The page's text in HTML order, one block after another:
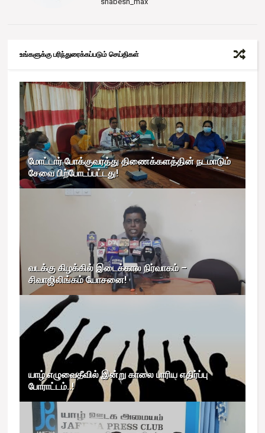
உங்களுக்கு பரிந்துரைக்கப்படும் செய்திகள்
மோட்டார் போக்குவரத்து திணைக்களத்தின் நடமாடும்
சேவை பிற்போடப்பட்டது!
வடக்கு கிழக்கில் இடைக்கால நிர்வாகம் –
சிவாஜிலிங்கம் யோசனை!
யாழ்.எழுவைதீவில் இன்று காலை பாரிய எதிர்ப்பு
போராட்டம்..!